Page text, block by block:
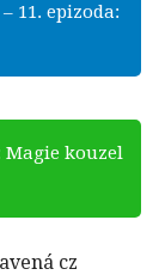
11. epizoda:
Magie kouzel
cz